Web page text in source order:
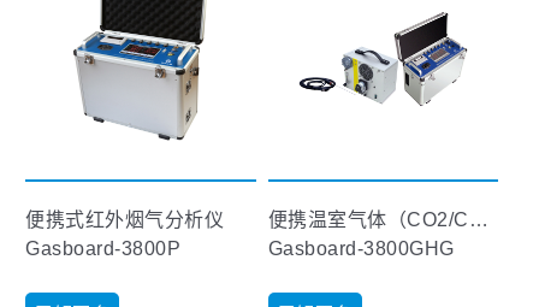
便携式红外烟气分析仪
Gasboard-3800P
便携温室气体（CO2/CH4/N2O）排放分析仪
Gasboard-3800GHG